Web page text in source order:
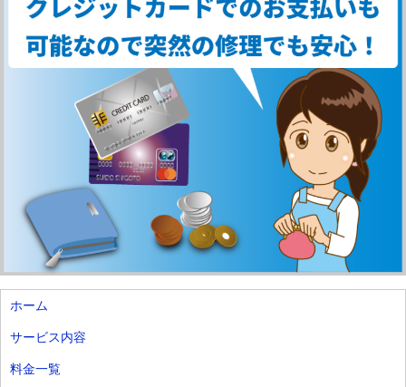
ホーム
サービス内容
料金一覧